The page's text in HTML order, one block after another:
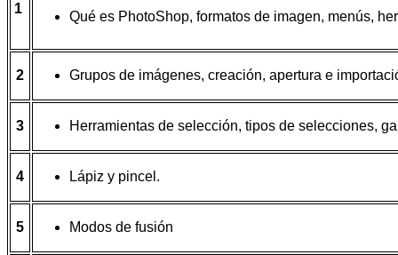
1
Qué es PhotoShop, formatos de imagen, menús,
2 Grupos de imágenes, creación, apertura e
3 Herramientas de selección, tipos de selecciones,
4 Lápiz y pincel.
5 Modos de fusión